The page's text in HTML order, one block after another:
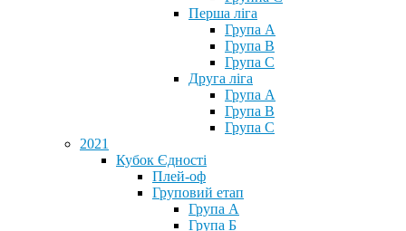
Перша ліга
Група A
Група B
Група C
Друга ліга
Група A
Група B
Група C
2021
Кубок Єдності
Плей-оф
Груповий етап
Група А
Група Б